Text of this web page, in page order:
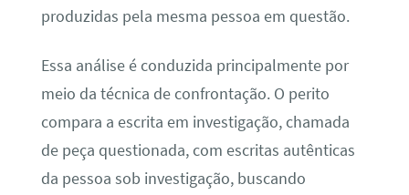
produzidas pela mesma pessoa em questão.
Essa análise é conduzida principalmente por
meio da técnica de confrontação. O perito
compara a escrita em investigação, chamada
de peça questionada, com escritas autênticas
da pessoa sob investigação, buscando